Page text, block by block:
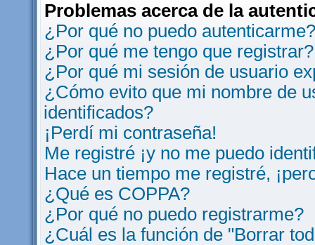
Problemas acerca de la
¿Por qué no puedo autenticarme?
¿Por qué me tengo que registrar?
¿Por qué mi sesión de usuario
¿Cómo evito que mi nombre de
identificados?
¡Perdí mi contraseña!
Me registré ¡y no me puedo
Hace un tiempo me registré,
¿Qué es COPPA?
¿Por qué no puedo registrarme?
¿Cuál es la función de "Borrar